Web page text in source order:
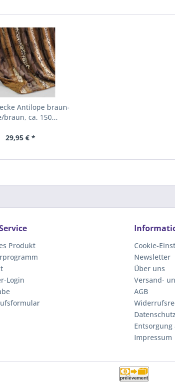
Antilope braun-
braun, ca. 150...
29,95 € *
Produkt
Login
Cookie-
Newsletter
Über uns
Versand-
AGB
Datenschutz
Impressum